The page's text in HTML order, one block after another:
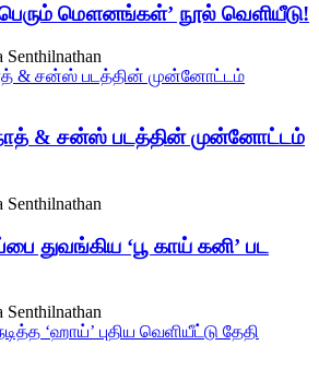
மௌனங்கள்’ நூல் வெளியீடு!
Senthilnathan
& சன்ஸ் படத்தின் முன்னோட்டம்
Senthilnathan
துவங்கிய ‘பூ காய் கனி’ பட
Senthilnathan